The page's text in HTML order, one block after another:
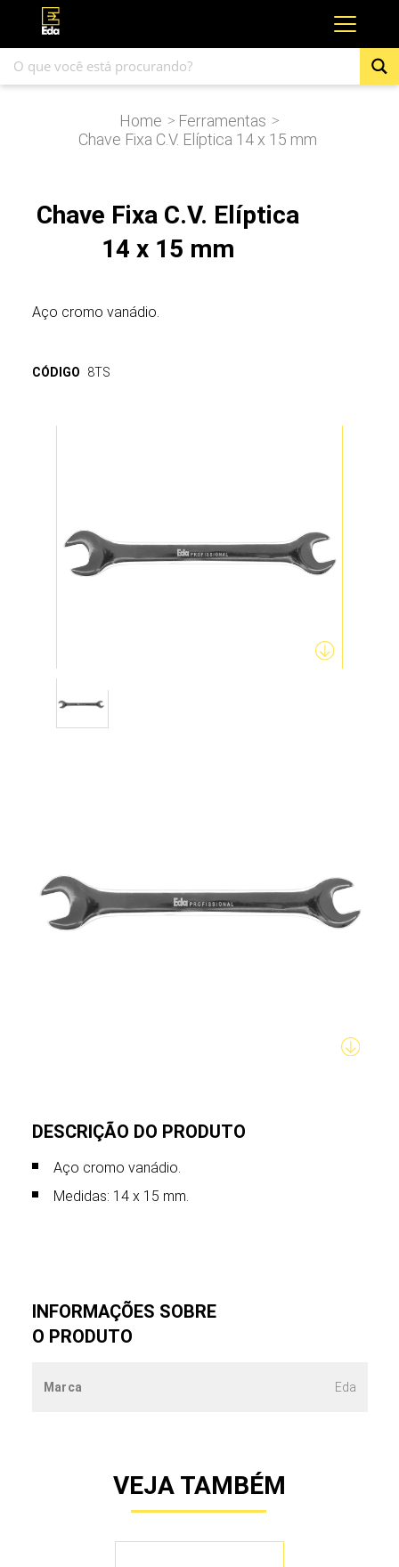
Home > Ferramentas >
Chave Fixa C.V. Elíptica 14 x 15 mm
Chave Fixa C.V. Elíptica
14 x 15 mm
Aço cromo vanádio.
CÓDIGO 8TS
DESCRIÇÃO DO PRODUTO
Aço cromo vanádio.
Medidas: 14 x 15 mm.
INFORMAÇÕES SOBRE
O PRODUTO
Marca Eda
VEJA TAMBÉM